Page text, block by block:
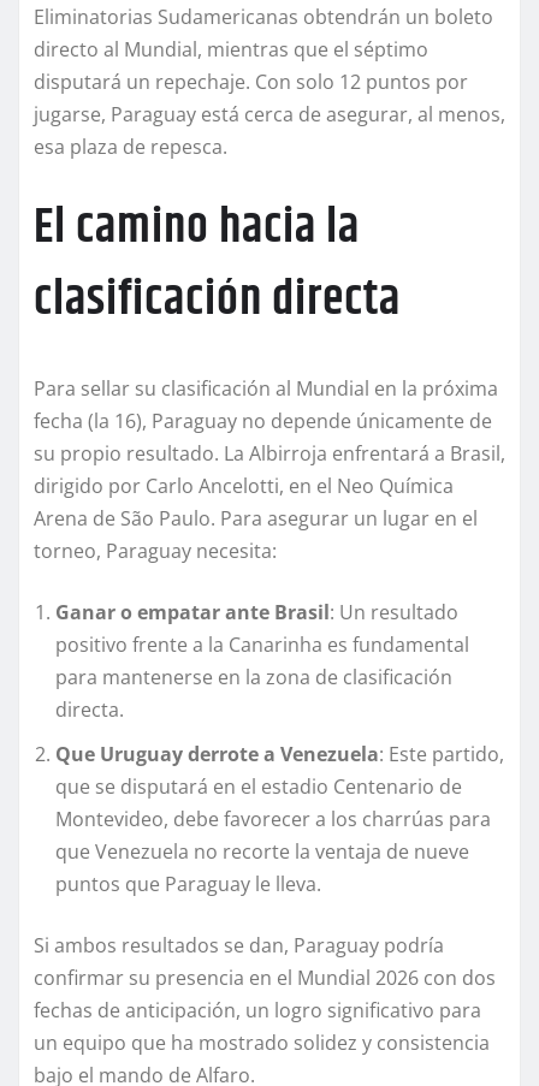
Eliminatorias Sudamericanas obtendrán un boleto
directo al Mundial, mientras que el séptimo
disputará un repechaje. Con solo 12 puntos por
jugarse, Paraguay está cerca de asegurar, al menos,
esa plaza de repesca.
El camino hacia la
clasificación directa
Para sellar su clasificación al Mundial en la próxima
fecha (la 16), Paraguay no depende únicamente de
su propio resultado. La Albirroja enfrentará a Brasil,
dirigido por Carlo Ancelotti, en el Neo Química
Arena de São Paulo. Para asegurar un lugar en el
torneo, Paraguay necesita:
Ganar o empatar ante Brasil: Un resultado
positivo frente a la Canarinha es fundamental
para mantenerse en la zona de clasificación
directa.
Que Uruguay derrote a Venezuela: Este partido,
que se disputará en el estadio Centenario de
Montevideo, debe favorecer a los charrúas para
que Venezuela no recorte la ventaja de nueve
puntos que Paraguay le lleva.
Si ambos resultados se dan, Paraguay podría
confirmar su presencia en el Mundial 2026 con dos
fechas de anticipación, un logro significativo para
un equipo que ha mostrado solidez y consistencia
bajo el mando de Alfaro.